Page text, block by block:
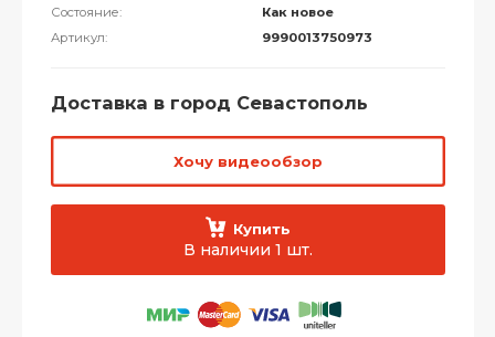
Состояние:
Как новое
Артикул:
9990013750973
Доставка в город Севастополь
Хочу видеообзор
Купить
В наличии 1 шт.